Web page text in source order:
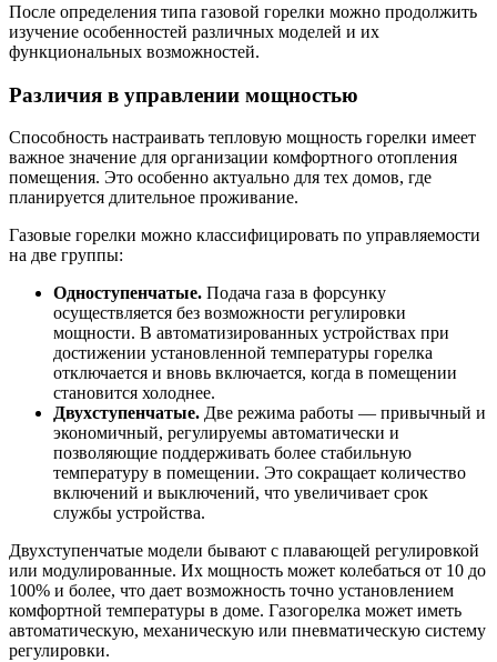
После определения типа газовой горелки можно продолжить
изучение особенностей различных моделей и их
функциональных возможностей.
Различия в управлении мощностью
Способность настраивать тепловую мощность горелки имеет
важное значение для организации комфортного отопления
помещения. Это особенно актуально для тех домов, где
планируется длительное проживание.
Газовые горелки можно классифицировать по управляемости
на две группы:
Одноступенчатые. Подача газа в форсунку
осуществляется без возможности регулировки
мощности. В автоматизированных устройствах при
достижении установленной температуры горелка
отключается и вновь включается, когда в помещении
становится холоднее.
Двухступенчатые. Две режима работы — привычный и
экономичный, регулируемы автоматически и
позволяющие поддерживать более стабильную
температуру в помещении. Это сокращает количество
включений и выключений, что увеличивает срок
службы устройства.
Двухступенчатые модели бывают с плавающей регулировкой
или модулированные. Их мощность может колебаться от 10 до
100% и более, что дает возможность точно установлением
комфортной температуры в доме. Газогорелка может иметь
автоматическую, механическую или пневматическую систему
регулировки.